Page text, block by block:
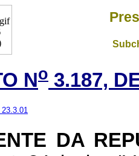
No 3.187,
DA